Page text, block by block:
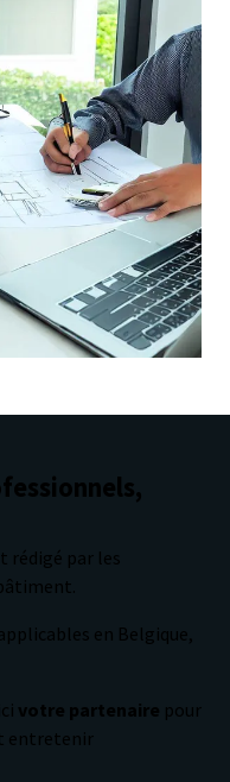
rédigé par les
en Belgique,
votre partenaire pour
entretenir